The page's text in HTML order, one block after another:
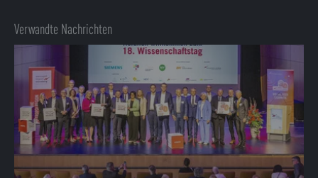
Verwandte Nachrichten